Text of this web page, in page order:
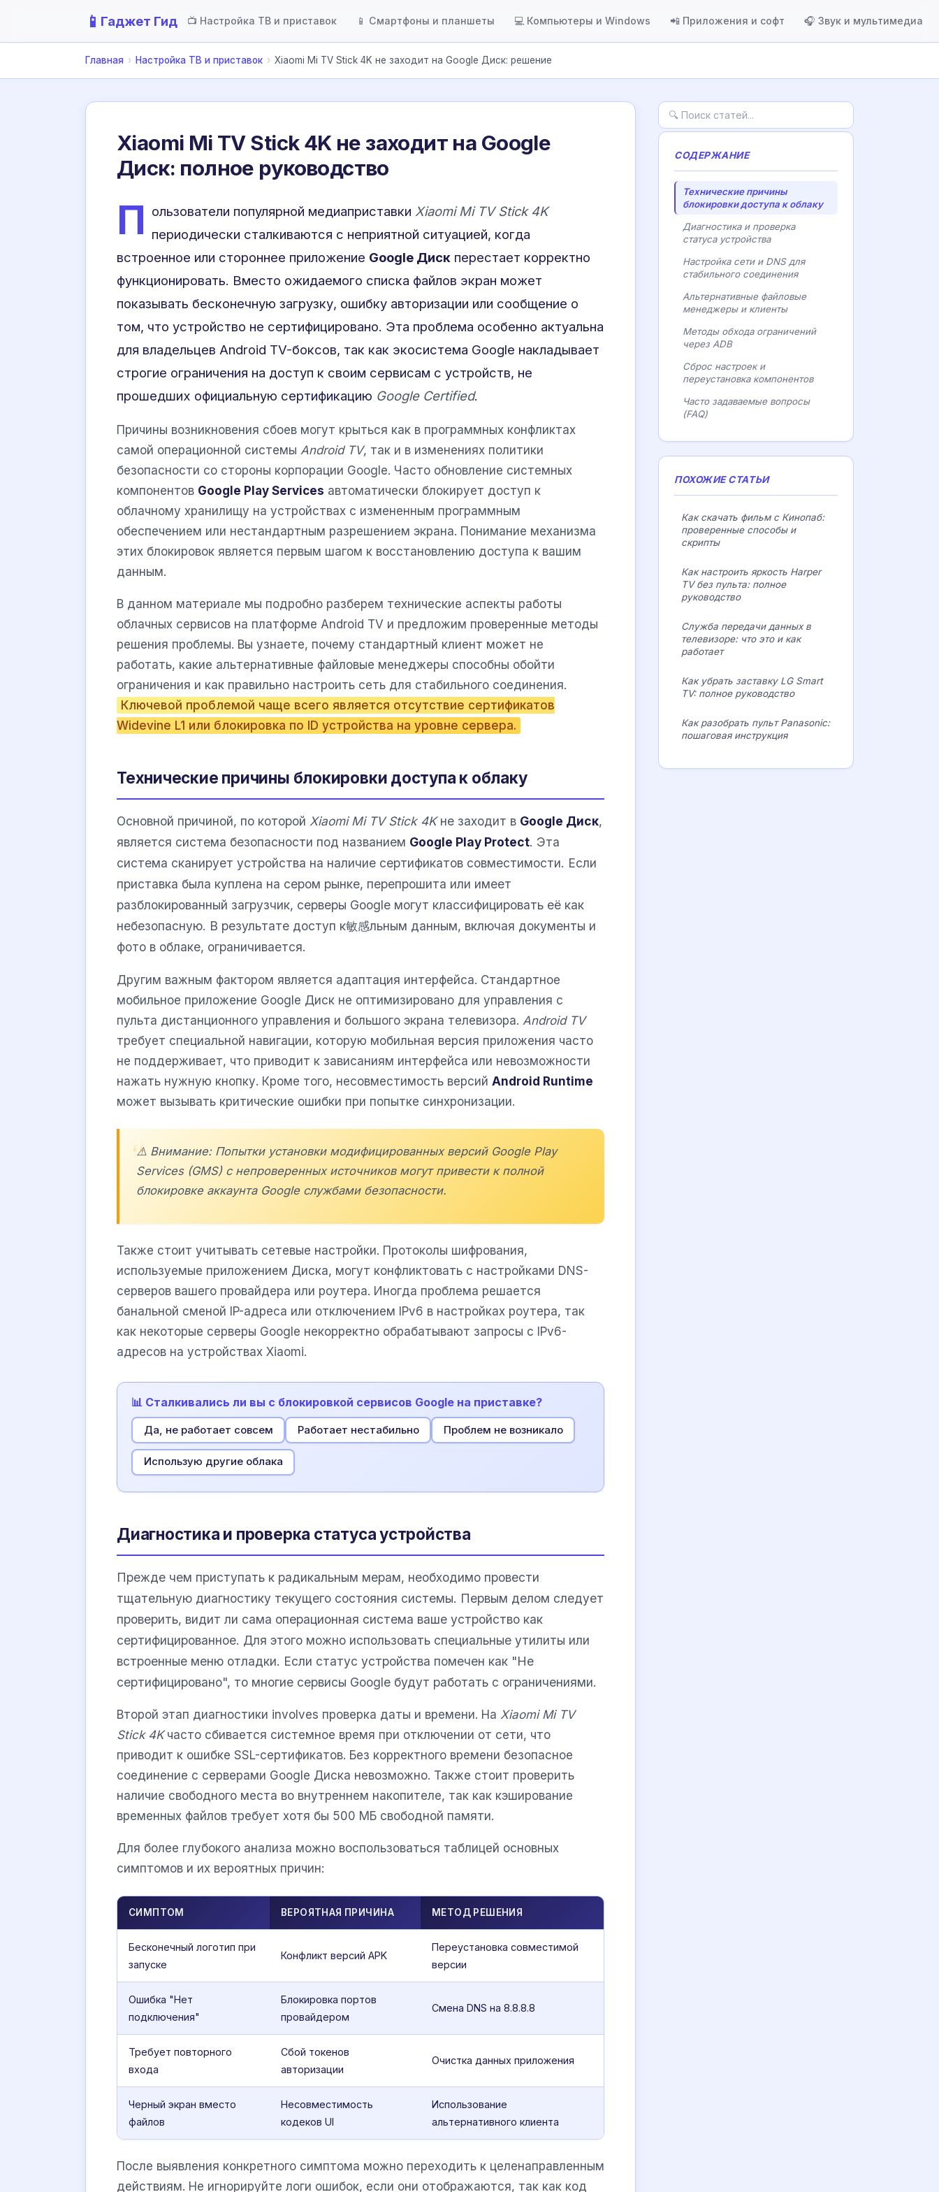
📱 Гаджет Гид 📺 Настройка ТВ и приставок 📱 Смартфоны и планшеты 💻 Компьютеры и Windows 📲 Приложения и софт 🎧 Звук и мультимедиа
Главная › Настройка ТВ и приставок › Xiaomi Mi TV Stick 4K не заходит на Google Диск: решение
Xiaomi Mi TV Stick 4K не заходит на Google
Диск: полное руководство
П ользователи популярной медиаприставки Xiaomi Mi TV Stick 4K
периодически сталкиваются с неприятной ситуацией, когда
встроенное или стороннее приложение Google Диск перестает корректно
функционировать. Вместо ожидаемого списка файлов экран может
показывать бесконечную загрузку, ошибку авторизации или сообщение о
том, что устройство не сертифицировано. Эта проблема особенно актуальна
для владельцев Android TV-боксов, так как экосистема Google накладывает
строгие ограничения на доступ к своим сервисам с устройств, не
прошедших официальную сертификацию Google Certified.
Причины возникновения сбоев могут крыться как в программных конфликтах
самой операционной системы Android TV, так и в изменениях политики
безопасности со стороны корпорации Google. Часто обновление системных
компонентов Google Play Services автоматически блокирует доступ к
облачному хранилищу на устройствах с измененным программным
обеспечением или нестандартным разрешением экрана. Понимание механизма
этих блокировок является первым шагом к восстановлению доступа к вашим
данным.
В данном материале мы подробно разберем технические аспекты работы
облачных сервисов на платформе Android TV и предложим проверенные методы
решения проблемы. Вы узнаете, почему стандартный клиент может не
работать, какие альтернативные файловые менеджеры способны обойти
ограничения и как правильно настроить сеть для стабильного соединения.
Ключевой проблемой чаще всего является отсутствие сертификатов
Widevine L1 или блокировка по ID устройства на уровне сервера.
Технические причины блокировки доступа к облаку
Основной причиной, по которой Xiaomi Mi TV Stick 4Kне заходит в Google Диск,
является система безопасности под названием Google Play Protect. Эта
система сканирует устройства на наличие сертификатов совместимости. Если
приставка была куплена на сером рынке, перепрошита или имеет
разблокированный загрузчик, серверы Google могут классифицировать её как
небезопасную. В результате доступ к敏感льным данным, включая документы и
фото в облаке, ограничивается.
Другим важным фактором является адаптация интерфейса. Стандартное
мобильное приложение Google Диск не оптимизировано для управления с
пульта дистанционного управления и большого экрана телевизора. Android TV
требует специальной навигации, которую мобильная версия приложения часто
не поддерживает, что приводит к зависаниям интерфейса или невозможности
нажать нужную кнопку. Кроме того, несовместимость версий Android Runtime
может вызывать критические ошибки при попытке синхронизации.
⚠️ Внимание: Попытки установки модифицированных версий Google Play
Services (GMS) с непроверенных источников могут привести к полной
блокировке аккаунта Google службами безопасности.
Также стоит учитывать сетевые настройки. Протоколы шифрования,
используемые приложением Диска, могут конфликтовать с настройками DNS-
серверов вашего провайдера или роутера. Иногда проблема решается
банальной сменой IP-адреса или отключением IPv6 в настройках роутера, так
как некоторые серверы Google некорректно обрабатывают запросы с IPv6-
адресов на устройствах Xiaomi.
📊 Сталкивались ли вы с блокировкой сервисов Google на приставке?
Да, не работает совсем Работает нестабильно Проблем не возникало
Использую другие облака
Диагностика и проверка статуса устройства
Прежде чем приступать к радикальным мерам, необходимо провести
тщательную диагностику текущего состояния системы. Первым делом следует
проверить, видит ли сама операционная система ваше устройство как
сертифицированное. Для этого можно использовать специальные утилиты или
встроенные меню отладки. Если статус устройства помечен как "Не
сертифицировано", то многие сервисы Google будут работать с ограничениями.
Второй этап диагностики involves проверка даты и времени. На Xiaomi Mi TV
Stick 4Kчасто сбивается системное время при отключении от сети, что
приводит к ошибке SSL-сертификатов. Без корректного времени безопасное
соединение с серверами Google Диска невозможно. Также стоит проверить
наличие свободного места во внутреннем накопителе, так как кэширование
временных файлов требует хотя бы 500 МБ свободной памяти.
Для более глубокого анализа можно воспользоваться таблицей основных
симптомов и их вероятных причин:
СИМПТОМ ВЕРОЯТНАЯ ПРИЧИНА МЕТОД РЕШЕНИЯ
Бесконечный логотип при
запуске
Конфликт версий APK
Переустановка совместимой
версии
Ошибка "Нет
подключения"
Блокировка портов
провайдером
Смена DNS на 8.8.8.8
Требует повторного
входа
Сбой токенов
авторизации
Очистка данных приложения
Черный экран вместо
файлов
Несовместимость
кодеков UI
Использование
альтернативного клиента
После выявления конкретного симптома можно переходить к целенаправленным
действиям. Не игнорируйте логи ошибок, если они отображаются, так как код
СОДЕРЖАНИЕ
Технические причины
блокировки доступа к облаку
Диагностика и проверка
статуса устройства
Настройка сети и DNS для
стабильного соединения
Альтернативные файловые
менеджеры и клиенты
Методы обхода ограничений
через ADB
Сброс настроек и
переустановка компонентов
Часто задаваемые вопросы
(FAQ)
ПОХОЖИЕ СТАТЬИ
Как скачать фильм с Кинопаб:
проверенные способы и
скрипты
Как настроить яркость Harper
TV без пульта: полное
руководство
Служба передачи данных в
телевизоре: что это и как
работает
Как убрать заставку LG Smart
TV: полное руководство
Как разобрать пульт Panasonic:
пошаговая инструкция